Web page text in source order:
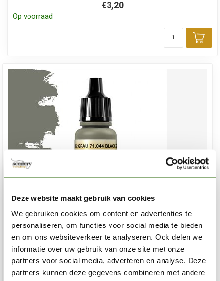
Deze website maakt gebruik van cookies
We gebruiken cookies om content en advertenties te
personaliseren, om functies voor social media te bieden
en om ons websiteverkeer te analyseren. Ook delen we
informatie over uw gebruik van onze site met onze
partners voor social media, adverteren en analyse. Deze
partners kunnen deze gegevens combineren met andere
€3,20
Op voorraad
VALLEJO
Model Air Grey RLM02 - 17ml - 71044
€3,20